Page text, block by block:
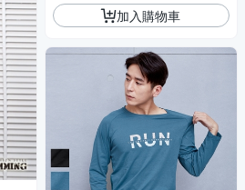
加入購物車